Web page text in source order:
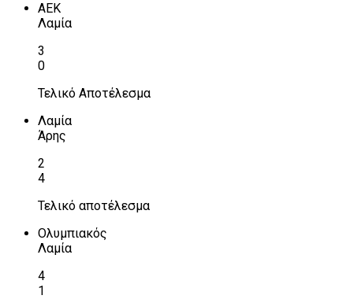
ΑΕΚ
Λαμία
3
0
Τελικό Αποτέλεσμα
Λαμία
Άρης
2
4
Τελικό αποτέλεσμα
Ολυμπιακός
Λαμία
4
1